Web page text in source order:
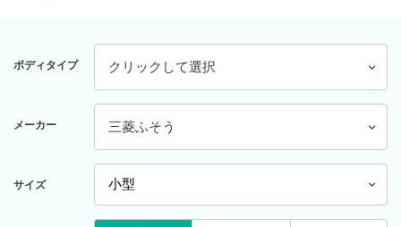
ボディタイプ クリックして選択
メーカー 三菱ふそう
サイズ